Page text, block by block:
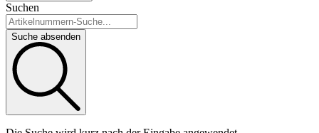
Suchen
Suche absenden